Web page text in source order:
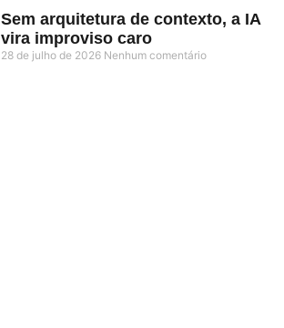
Sem arquitetura de contexto, a IA
vira improviso caro
28 de julho de 2026 Nenhum comentário